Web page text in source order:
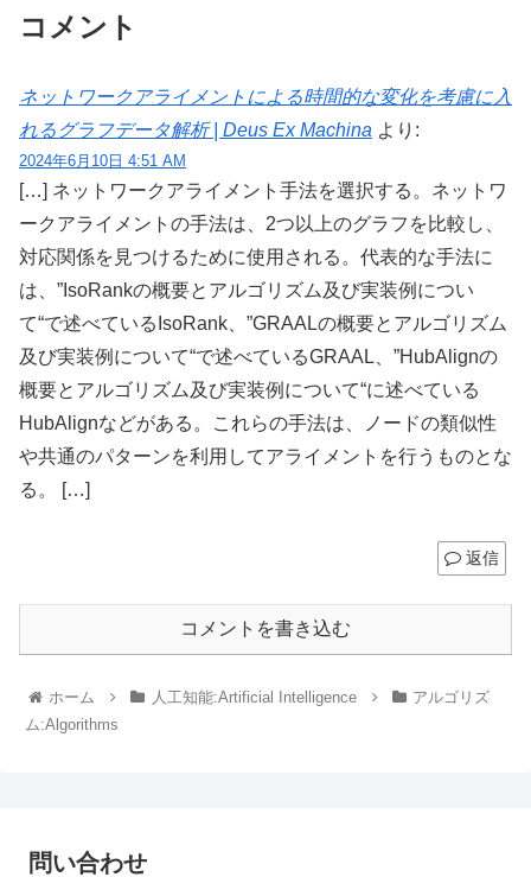
コメント
ネットワークアライメントによる時間的な変化を考慮に入
れるグラフデータ解析 | Deus Ex Machina より:
2024年6月10日 4:51 AM
[…] ネットワークアライメント手法を選択する。ネットワ
ークアライメントの手法は、2つ以上のグラフを比較し、
対応関係を見つけるために使用される。代表的な手法に
は、”IsoRankの概要とアルゴリズム及び実装例につい
て“で述べているIsoRank、”GRAALの概要とアルゴリズム
及び実装例について“で述べているGRAAL、”HubAlignの
概要とアルゴリズム及び実装例について“に述べている
HubAlignなどがある。これらの手法は、ノードの類似性
や共通のパターンを利用してアライメントを行うものとな
る。 […]
返信
コメントを書き込む
ホーム 人工知能:Artificial Intelligence
アルゴリズ
ム:Algorithms
問い合わせ